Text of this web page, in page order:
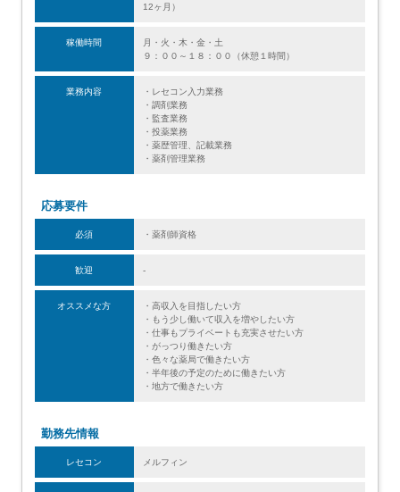
12ヶ月）
稼働時間
月・火・木・金・土
９：００～１８：００（休憩１時間）
業務内容
・レセコン入力業務
・調剤業務
・監査業務
・投薬業務
・薬歴管理、記載業務
・薬剤管理業務
応募要件
必須 ・薬剤師資格
歓迎 -
オススメな方
・高収入を目指したい方
・もう少し働いて収入を増やしたい方
・仕事もプライベートも充実させたい方
・がっつり働きたい方
・色々な薬局で働きたい方
・半年後の予定のために働きたい方
・地方で働きたい方
勤務先情報
レセコン メルフィン